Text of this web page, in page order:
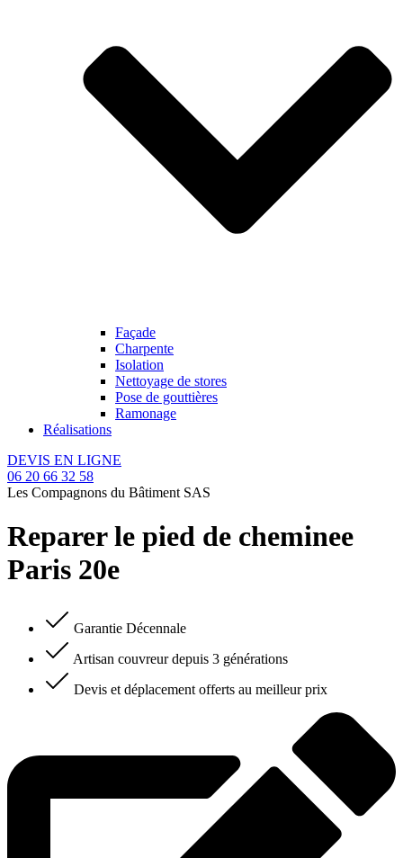
Façade
Charpente
Isolation
Nettoyage de stores
Pose de gouttières
Ramonage
Réalisations
DEVIS EN LIGNE
06 20 66 32 58
Les Compagnons du Bâtiment SAS
Reparer le pied de cheminee
Paris 20e
Garantie Décennale
Artisan couvreur depuis 3 générations
Devis et déplacement offerts au meilleur prix